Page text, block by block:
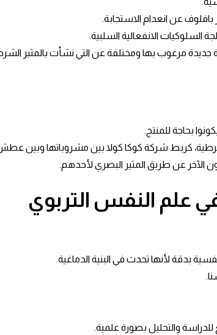
عن انعدام الاستجابة.
الانفعالية السلبية.
مرغوب بها ومختلفة عن التي نشأت بالمثير
بحاجة للمنتج.
كربط شركة كوكا كولا بين مشروباتها وبين
عن طريق المثير البصري لأحدهم.
علم النفس التربوي
بدقة لأنها تحدث في البنية الدماغية.
والتحليل بصورة علمية.